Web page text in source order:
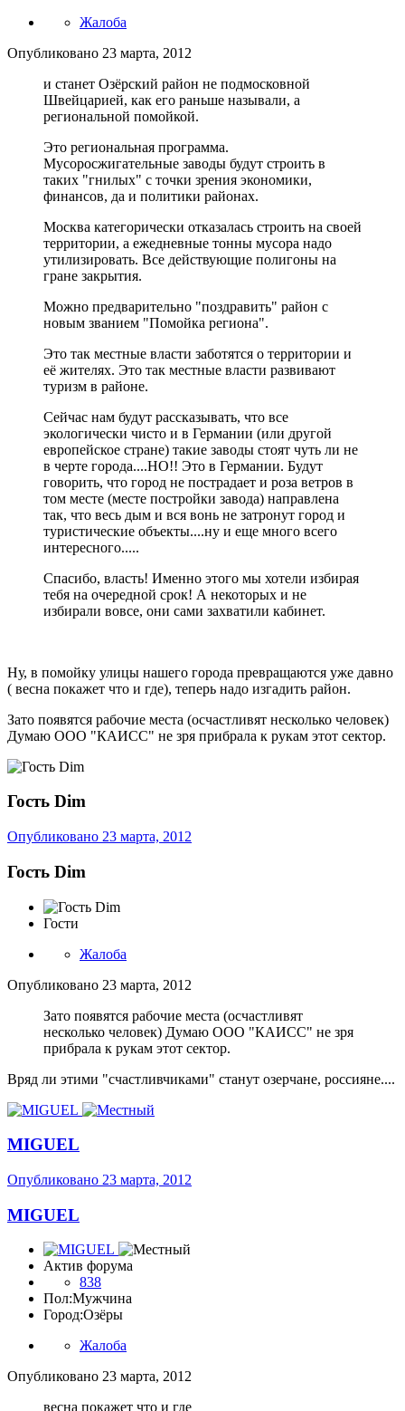
Жалоба
Опубликовано 23 марта, 2012
и станет Озёрский район не подмосковной
Швейцарией, как его раньше называли, а
региональной помойкой.
Это региональная программа.
Мусоросжигательные заводы будут строить в
таких "гнилых" с точки зрения экономики,
финансов, да и политики районах.
Москва категорически отказалась строить на своей
территории, а ежедневные тонны мусора надо
утилизировать. Все действующие полигоны на
гране закрытия.
Можно предварительно "поздравить" район с
новым званием "Помойка региона".
Это так местные власти заботятся о территории и
её жителях. Это так местные власти развивают
туризм в районе.
Сейчас нам будут рассказывать, что все
экологически чисто и в Германии (или другой
европейское стране) такие заводы стоят чуть ли не
в черте города....НО!! Это в Германии. Будут
говорить, что город не пострадает и роза ветров в
том месте (месте постройки завода) направлена
так, что весь дым и вся вонь не затронут город и
туристические объекты....ну и еще много всего
интересного.....
Спасибо, власть! Именно этого мы хотели избирая
тебя на очередной срок! А некоторых и не
избирали вовсе, они сами захватили кабинет.
Ну, в помойку улицы нашего города превращаются уже давно
( весна покажет что и где), теперь надо изгадить район.
Зато появятся рабочие места (осчастливят несколько человек)
Думаю ООО "КАИСС" не зря прибрала к рукам этот сектор.
Гость Dim
Опубликовано 23 марта, 2012
Гость Dim
Гости
Жалоба
Опубликовано 23 марта, 2012
Зато появятся рабочие места (осчастливят
несколько человек) Думаю ООО "КАИСС" не зря
прибрала к рукам этот сектор.
Вряд ли этими "счастливчиками" станут озерчане, россияне....
MIGUEL
Опубликовано 23 марта, 2012
MIGUEL
Актив форума
838
Пол:Мужчина
Город:Озёры
Жалоба
Опубликовано 23 марта, 2012
весна покажет что и где